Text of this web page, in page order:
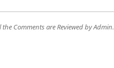
Comments are Reviewed by Admin.